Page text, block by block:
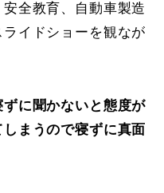
全教育、自動車製造
イドショーを観なが
に聞かないと態度が
まうので寝ずに真面